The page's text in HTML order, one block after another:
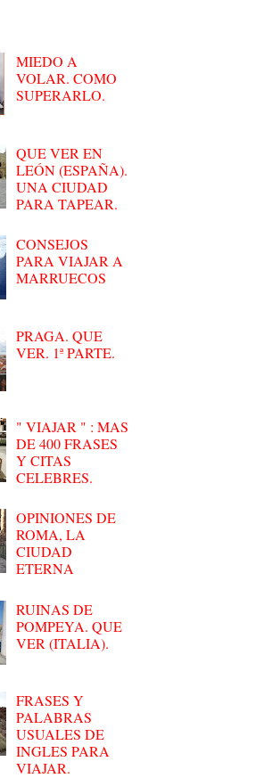
MIEDO A
VOLAR. COMO
SUPERARLO.
QUE VER EN
LEÓN (ESPAÑA).
UNA CIUDAD
PARA TAPEAR.
CONSEJOS
PARA VIAJAR A
MARRUECOS
PRAGA. QUE
VER. 1ª PARTE.
" VIAJAR " : MAS
DE 400 FRASES
Y CITAS
CELEBRES.
OPINIONES DE
ROMA, LA
CIUDAD
ETERNA
RUINAS DE
POMPEYA. QUE
VER (ITALIA).
FRASES Y
PALABRAS
USUALES DE
INGLES PARA
VIAJAR.